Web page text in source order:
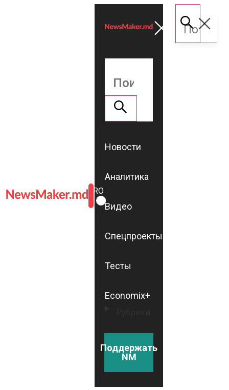
ROMÂNĂ
RU
Новости
Аналитика
Видео
Спецпроекты
Тесты
Economix+
Поддержать
NM